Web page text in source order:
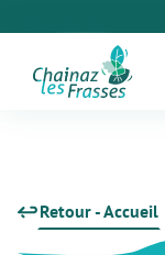
Retour - Accueil